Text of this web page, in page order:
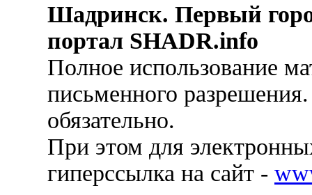
Шадринск. Первый
портал SHADR.info
Полное использование
письменного
обязательно.
При этом для
гиперссылка на сайт -